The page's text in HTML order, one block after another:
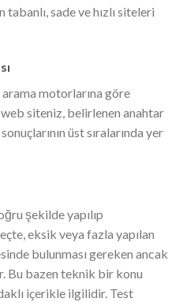
sade ve hızlı siteleri
arama motorlarına göre
siteniz, belirlenen anahtar
üst sıralarında yer
şekilde yapılıp
eksik veya fazla yapılan
bulunması gereken ancak
Bu bazen teknik bir konu
içerikle ilgilidir. Test